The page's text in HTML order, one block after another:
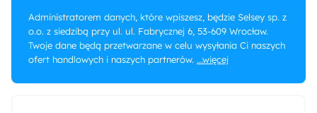
Administratorem danych, które wpiszesz, będzie Selsey sp. z
o.o. z siedzibą przy ul. ul. Fabrycznej 6, 53-609 Wrocław.
Twoje dane będą przetwarzane w celu wysyłania Ci naszych
ofert handlowych i naszych partnerów. ...więcej